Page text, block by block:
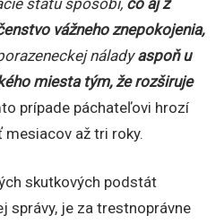
vážneho znepokojenia,
náladyaspoň u
miesta tým, že rozširuje
prípade páchateľovi hrozí
až tri roky.
skutkových podstát
správy, je za trestnoprávne